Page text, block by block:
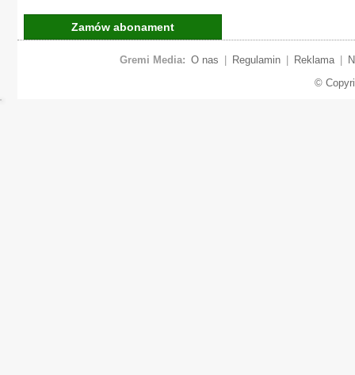
Zamów abonament
Gremi Media: O nas Regulamin Reklama
©